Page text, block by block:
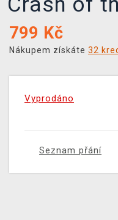
799 Kč
Nákupem získáte 32
Vyprodáno
Seznam přání